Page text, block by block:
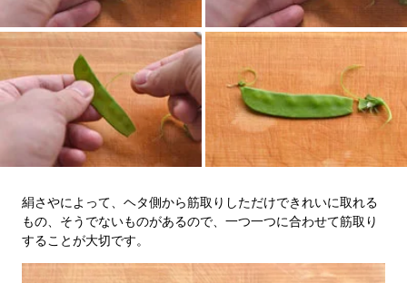
絹さやによって、ヘタ側から筋取りしただけできれいに取れる
もの、そうでないものがあるので、一つ一つに合わせて筋取り
することが大切です。